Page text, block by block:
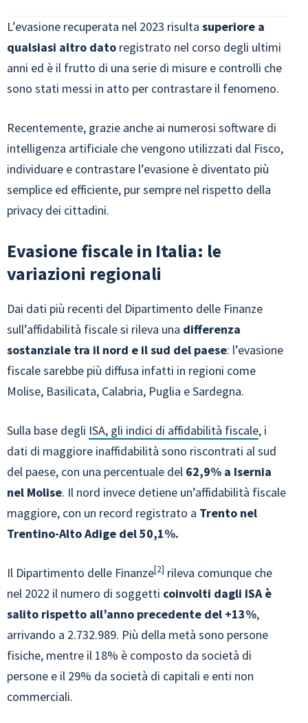
L’evasione recuperata nel 2023 risulta superiore a
qualsiasi altro dato registrato nel corso degli ultimi
anni ed è il frutto di una serie di misure e controlli che
sono stati messi in atto per contrastare il fenomeno.
Recentemente, grazie anche ai numerosi software di
intelligenza artificiale che vengono utilizzati dal Fisco,
individuare e contrastare l’evasione è diventato più
semplice ed efficiente, pur sempre nel rispetto della
privacy dei cittadini.
Evasione fiscale in Italia: le
variazioni regionali
Dai dati più recenti del Dipartimento delle Finanze
sull’affidabilità fiscale si rileva una differenza
sostanziale tra il nord e il sud del paese: l’evasione
fiscale sarebbe più diffusa infatti in regioni come
Molise, Basilicata, Calabria, Puglia e Sardegna.
Sulla base degli ISA, gli indici di affidabilità fiscale, i
dati di maggiore inaffidabilità sono riscontrati al sud
del paese, con una percentuale del 62,9% a Isernia
nel Molise. Il nord invece detiene un’affidabilità fiscale
maggiore, con un record registrato a Trento nel
Trentino-Alto Adige del 50,1%.
Il Dipartimento delle Finanze 2 rileva comunque che
nel 2022 il numero di soggetti coinvolti dagli ISA è
salito rispetto all’anno precedente del +13%,
arrivando a 2.732.989. Più della metà sono persone
fisiche, mentre il 18% è composto da società di
persone e il 29% da società di capitali e enti non
commerciali.